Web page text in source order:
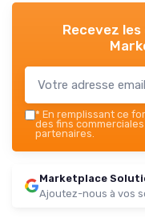
Recevez
* En remplissant ce
des fins
partenaires.
Marketplace
Ajoutez-nous à vos